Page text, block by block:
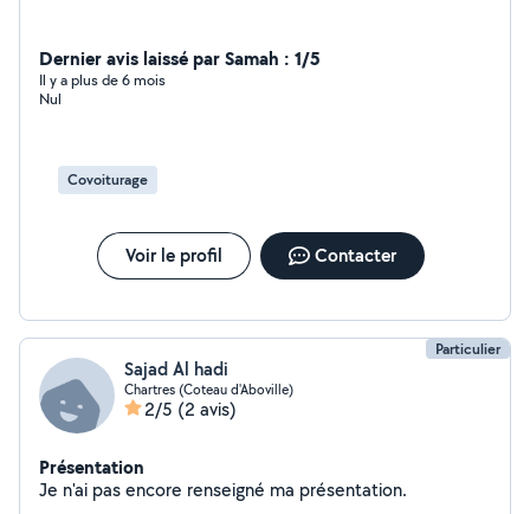
Dernier avis laissé par Samah : 1/5
Il y a plus de 6 mois
Nul
Covoiturage
Voir le profil Contacter
Particulier
Sajad Al hadi
Chartres (Coteau d'Aboville)
2/5 (2 avis)
Présentation
Je n'ai pas encore renseigné ma présentation.